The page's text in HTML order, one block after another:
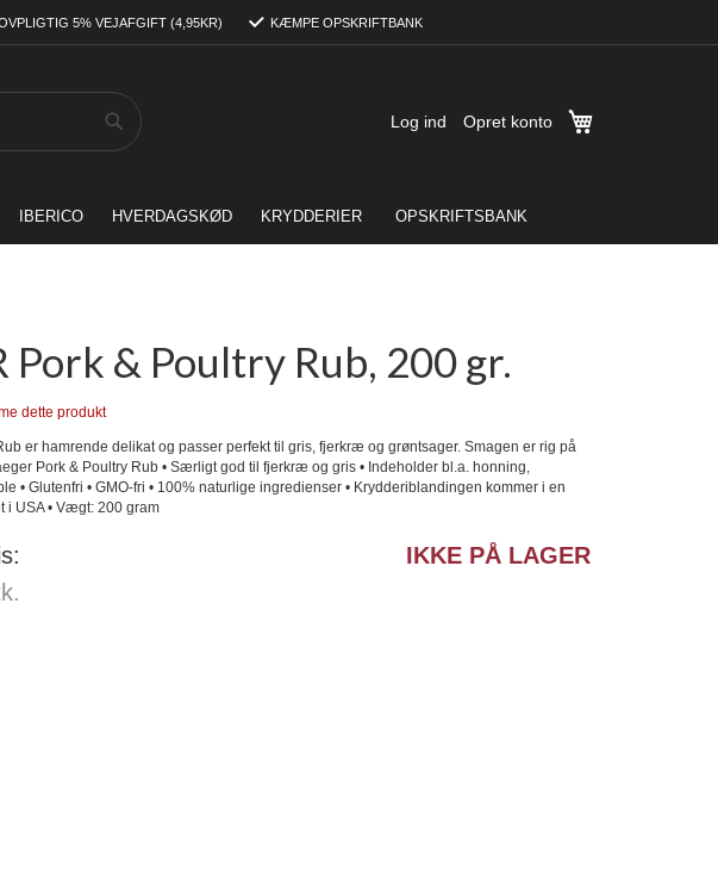
5% VEJAFGIFT (4,95KR) KÆMPE OPSKRIFTBANK
Log ind Opret konto
Search
IBERICO HVERDAGSKØD KRYDDERIER OPSKRIFTSBANK
Pork & Poultry Rub, 200 gr.
dette produkt
er hamrende delikat og passer perfekt til gris, fjerkræ og grøntsager. Smagen er rig på
Pork & Poultry Rub • Særligt god til fjerkræ og gris • Indeholder bl.a. honning,
• Glutenfri • GMO-fri • 100% naturlige ingredienser • Krydderiblandingen kommer i en
i USA • Vægt: 200 gram
IKKE PÅ LAGER